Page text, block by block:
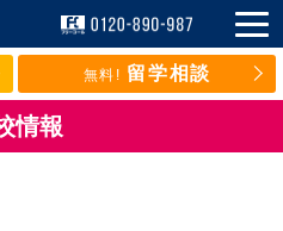
無料! 留学相談
情報